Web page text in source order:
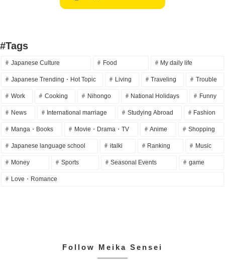
#Tags
Japanese Culture Food My daily life
Japanese Trending・Hot Topic Living Traveling Trouble
Work Cooking Nihongo National Holidays Funny
News International marriage Studying Abroad Fashion
Manga・Books Movie・Drama・TV Anime Shopping
Japanese language school italki Ranking Music
Money Sports Seasonal Events game
Love・Romance
Follow Meika Sensei